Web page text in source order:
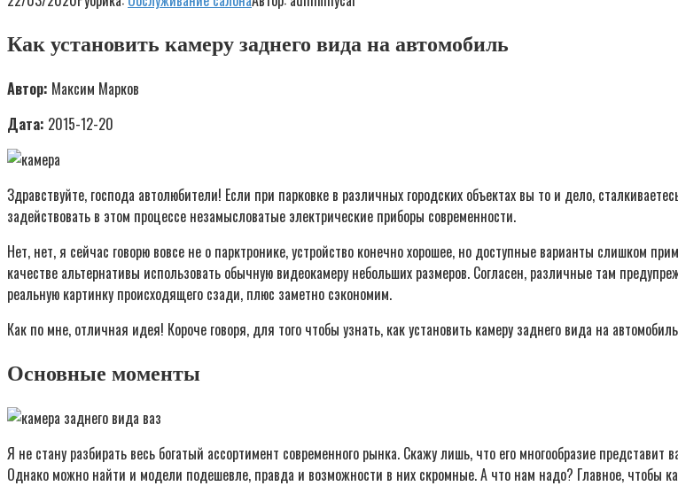
Как установить камеру заднего вида на автомобиль
Автор: Максим Марков
Дата: 2015-12-20
Здравствуйте, господа автолюбители! Если при парковке в различных городских объектах вы то и дело,
задействовать в этом процессе незамысловатые электрические приборы современности.
Нет, нет, я сейчас говорю вовсе не о парктронике, устройство конечно хорошее, но доступные варианты слишком
качестве альтернативы использовать обычную видеокамеру небольших размеров. Согласен, различные там
реальную картинку происходящего сзади, плюс заметно сэкономим.
Как по мне, отличная идея! Короче говоря, для того чтобы узнать, как установить камеру заднего вида на
Основные моменты
Я не стану разбирать весь богатый ассортимент современного рынка. Скажу лишь, что его многообразие
Однако можно найти и модели подешевле, правда и возможности в них скромные. А что нам надо? Главное, чтобы